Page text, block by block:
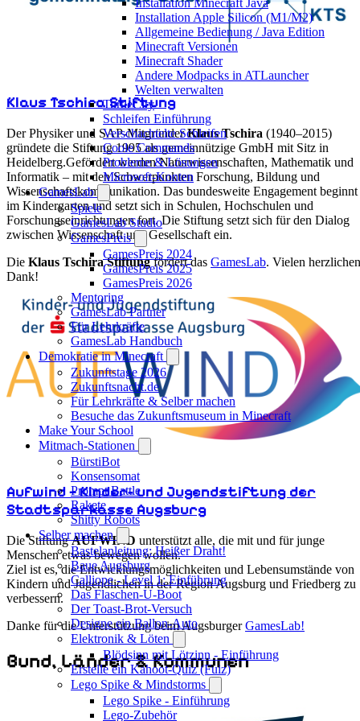
Installation Minecraft Java
Installation Apple Silicon (M1/M2)
Allgemeine Bedienung / Java Edition
Minecraft Versionen
Minecraft Shader
Andere Modpacks in ATLauncher
Welten verwalten
TurtleCity
Schleifen Einführung
Verschachtelte Schleifen
Coole Commands
Probleme & Lösungen
Microsoft-Konten
GamesLab
Spiele
GamesLab Studio
GamesPreis
GamesPreis 2024
GamesPreis 2025
GamesPreis 2026
Mentoring
GamesLab Partner
Für Lehrkräfte
GamesLab Handbuch
Demokratie in Minecraft
Zukunftstage 2026
Zukunftsnacht.de
Für Lehrkräfte & Selber machen
Besuche das Zukunftsmuseum in Minecraft
Make Your School
Mitmach-Stationen
BürstiBot
Konsensomat
Prompt Battle
Rakete
Shitty Robots
Selber machen
Bastelanleitung: Heißer Draht!
Baue Augsburg
Calliope - Level 1: Einführung
Das Flaschen-U-Boot
Der Toast-Brot-Versuch
Designe ein Ballon-Auto
Elektronik & Löten
Blödsinn mit Lötzinn - Einführung
Erstelle ein Kahoot-Quiz (Fuiz)
Lego Spike & Mindstorms
Lego Spike - Einführung
Lego-Zubehör
Klaus Tschira Stiftung
Der Physiker und SAP-MitgründerKlaus Tschira (1940–2015)
gründete die Stiftung 1995 als gemeinnützige GmbH mit Sitz in
Heidelberg.Gefördert werden Naturwissenschaften, Mathematik und
Informatik – mit den Schwerpunkten Forschung, Bildung und
Wissenschaftskommunikation. Das bundesweite Engagement beginnt
im Kindergarten und setzt sich in Schulen, Hochschulen und
Forschungseinrichtungen fort. Die Stiftung setzt sich für den Dialog
zwischen Wissenschaft und Gesellschaft ein.
Die Klaus Tschira Stiftungfördert das GamesLab. Vielen herzlichen
Dank!
Aufwind – Kinder- und Jugendstiftung der
Stadtsparkasse Augsburg
Die StiftungAUFWIND unterstützt alle, die mit und für junge
Menschen etwas bewegen wollen.
Ziel ist es, die Entwicklungsmöglichkeiten und Lebensumstände von
Kindern und Jugendlichen in der Region Augsburg und Friedberg zu
verbessern.
Danke für die Unterstützung beim AugsburgerGamesLab!
Bund, Länder & Kommunen